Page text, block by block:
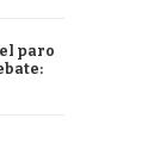
paro